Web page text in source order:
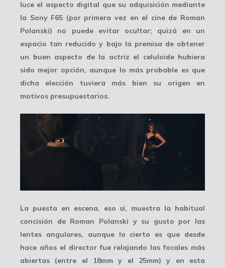
luce el aspecto digital que su adquisición mediante
la Sony F65 (por primera vez en el cine de Roman
Polanski) no puede evitar ocultar; quizá en un
espacio tan reducido y bajo la premisa de obtener
un buen aspecto de la actriz el celuloide hubiera
sido mejor opción, aunque lo más probable es que
dicha elección tuviera más bien su origen en
motivos presupuestarios.
La puesta en escena, eso sí, muestra la habitual
concisión de Roman Polanski y su gusto por las
lentes angulares, aunque lo cierto es que desde
hace años el director fue relajando las focales más
abiertas (entre el 18mm y el 25mm) y en esta